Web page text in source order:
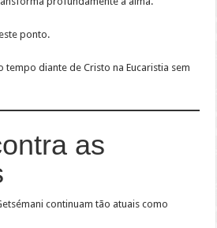
ponto.
tempo diante de Cristo na Eucaristia sem
as
continuam tão atuais como